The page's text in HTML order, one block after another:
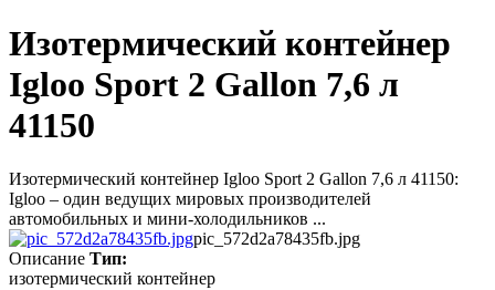
Изотермический контейнер
Igloo Sport 2 Gallon 7,6 л
41150
Изотермический контейнер Igloo Sport 2 Gallon 7,6 л 41150:
Igloo – один ведущих мировых производителей
автомобильных и мини-холодильников ...
pic_572d2a78435fb.jpg
Описание Тип:
изотермический контейнер